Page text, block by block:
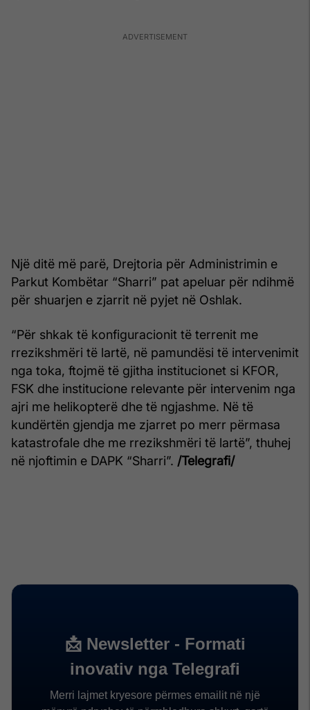
Një ditë më parë, Drejtoria për Administrimin e
Parkut Kombëtar “Sharri” pat apeluar për ndihmë
për shuarjen e zjarrit në pyjet në Oshlak.
“Për shkak të konfiguracionit të terrenit me
rrezikshmëri të lartë, në pamundësi të intervenimit
nga toka, ftojmë të gjitha institucionet si KFOR,
FSK dhe institucione relevante për intervenim nga
ajri me helikopterë dhe të ngjashme. Në të
kundërtën gjendja me zjarret po merr përmasa
katastrofale dhe me rrezikshmëri të lartë”, thuhej
në njoftimin e DAPK “Sharri”. /Telegrafi/